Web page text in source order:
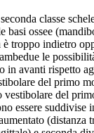
classe
basi ossee
troppo indietro
le
in avanti rispetto
del primo
vestibolare del
essere
(distanza